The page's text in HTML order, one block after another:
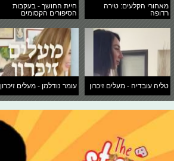
מאחורי הקלעים: טירה
רדופה
חיית החושך - בעקבות
הסיפורים הקסומים
טליה עובדיה - מעלים זיכרון עומר נודלמן - מעלים זיכרון